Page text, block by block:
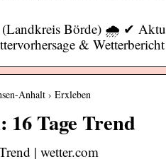
Börde) 🌧️ ✔
&
Anhalt › Erxleben
Tage Trend
| wetter.com